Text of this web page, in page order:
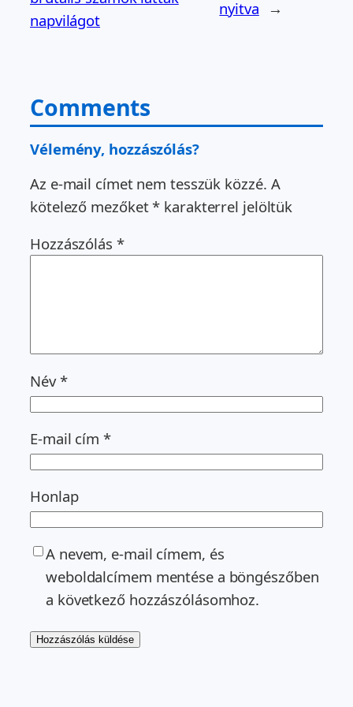
napvilágot
nyitva →
Comments
Vélemény, hozzászólás?
Az e-mail címet nem tesszük közzé. A
kötelező mezőket* karakterrel jelöltük
Hozzászólás *
Név*
E-mail cím *
Honlap
A nevem, e-mail címem, és
weboldalcímem mentése a böngészőben
a következő hozzászólásomhoz.